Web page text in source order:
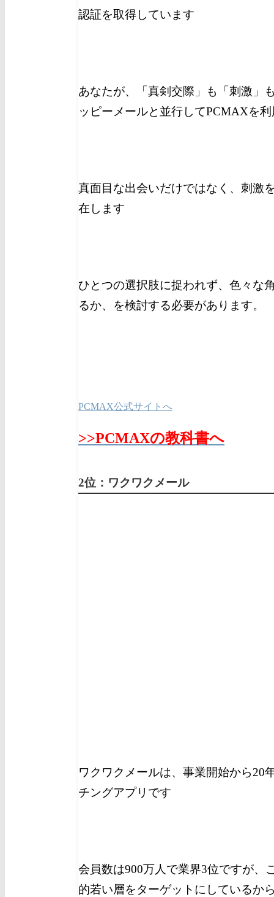
認証を取得しています
あなたが、「真剣交際」も「刺激」
ッピーメールと並行してPCMAXを
真面目な出会いだけではなく、刺激
在します
ひとつの選択肢に捉われず、色々な
るか、を検討する必要があります。
PCMAX公式サイトへ
>>PCMAXの教科書へ
2位：ワクワクメール
ワクワクメールは、事業開始から20
チングアプリです
会員数は900万人で業界3位ですが、
的若い層をターゲットにしているか